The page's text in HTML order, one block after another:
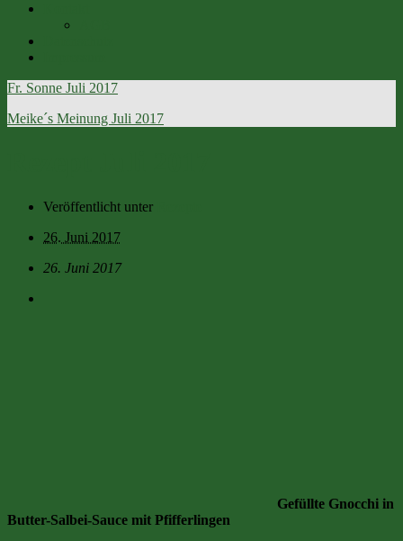
Fr. Sonne Juli 2017
Meike´s Meinung Juli 2017
Veröffentlicht unter
26. Juni 2017
26. Juni 2017
Gefüllte Gnocchi in
Butter-Salbei-Sauce mit Pfifferlingen